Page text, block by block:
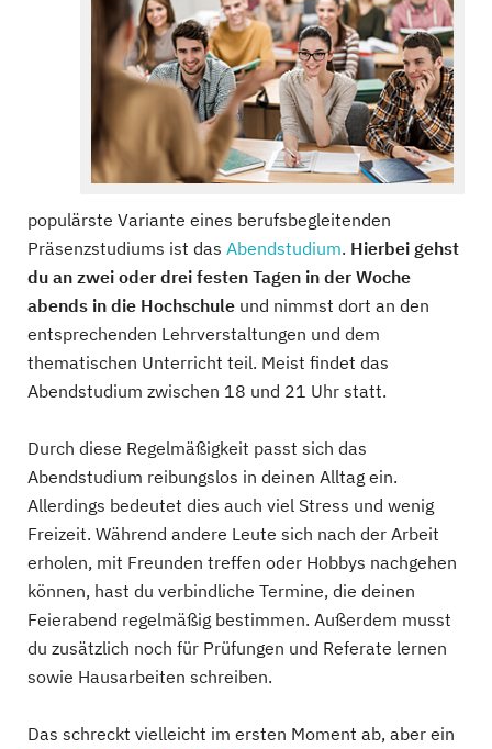
populärste Variante eines berufsbegleitenden
Präsenzstudiums ist das Abendstudium. Hierbei gehst
du an zwei oder drei festen Tagen in der Woche
abends in die Hochschule und nimmst dort an den
entsprechenden Lehrverstaltungen und dem
thematischen Unterricht teil. Meist findet das
Abendstudium zwischen 18 und 21 Uhr statt.
Durch diese Regelmäßigkeit passt sich das
Abendstudium reibungslos in deinen Alltag ein.
Allerdings bedeutet dies auch viel Stress und wenig
Freizeit. Während andere Leute sich nach der Arbeit
erholen, mit Freunden treffen oder Hobbys nachgehen
können, hast du verbindliche Termine, die deinen
Feierabend regelmäßig bestimmen. Außerdem musst
du zusätzlich noch für Prüfungen und Referate lernen
sowie Hausarbeiten schreiben.
Das schreckt vielleicht im ersten Moment ab, aber ein